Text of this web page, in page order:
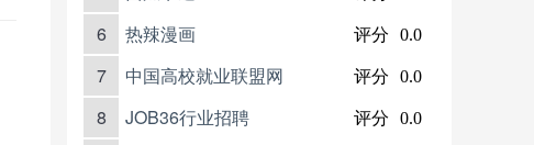
6 热辣漫画 评分 0.0
7 中国高校就业联盟网 评分 0.0
8 JOB36行业招聘 评分 0.0